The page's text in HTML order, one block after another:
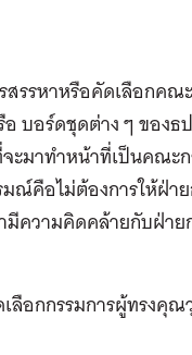
รรหาหรือคัดเลือกคณ
บอร์ดชุดต่าง ๆ ของ
มาทำหน้าที่เป็นคณะก
มณ์คือไม่ต้องการให้ฝ่า
ความคิดคล้ายกับฝ่าย
ลือกกรรมการผู้ทรงคุ